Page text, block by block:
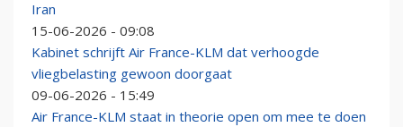
Iran
15-06-2026 - 09:08
Kabinet schrijft Air France-KLM dat verhoogde
vliegbelasting gewoon doorgaat
09-06-2026 - 15:49
Air France-KLM staat in theorie open om mee te doen